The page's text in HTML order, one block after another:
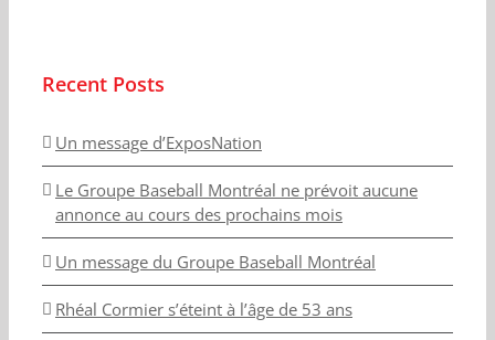
Recent Posts
Un message d’ExposNation
Le Groupe Baseball Montréal ne prévoit aucune
annonce au cours des prochains mois
Un message du Groupe Baseball Montréal
Rhéal Cormier s’éteint à l’âge de 53 ans